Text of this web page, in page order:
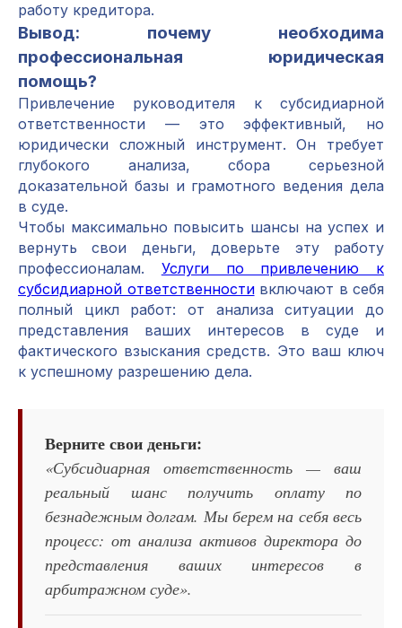
работу кредитора.
Вывод: почему необходима
профессиональная юридическая
помощь?
Привлечение руководителя к субсидиарной
ответственности — это эффективный, но
юридически сложный инструмент. Он требует
глубокого анализа, сбора серьезной
доказательной базы и грамотного ведения дела
в суде.
Чтобы максимально повысить шансы на успех и
вернуть свои деньги, доверьте эту работу
профессионалам. Услуги по привлечению к
субсидиарной ответственностивключают в себя
полный цикл работ: от анализа ситуации до
представления ваших интересов в суде и
фактического взыскания средств. Это ваш ключ
к успешному разрешению дела.
Верните свои деньги:
«Субсидиарная ответственность — ваш
реальный шанс получить оплату по
безнадежным долгам. Мы берем на себя весь
процесс: от анализа активов директора до
представления ваших интересов в
арбитражном суде».